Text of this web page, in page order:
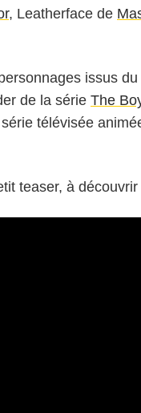
, Leatherface de
issus
de la série The
télévisée
teaser, à